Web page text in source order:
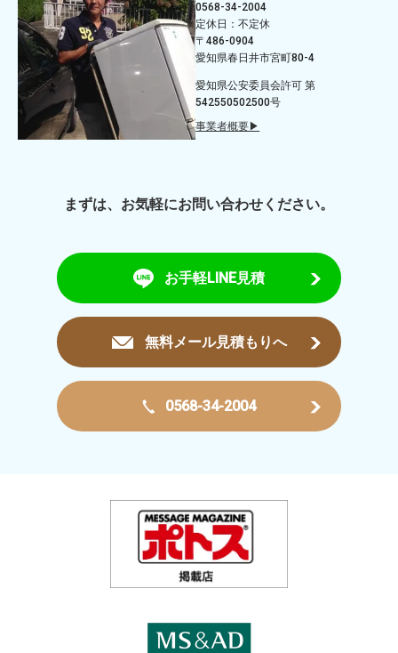
0568-34-2004
定休日：不定休
〒486-0904
愛知県春日井市宮町80-4
愛知県公安委員会許可 第
542550502500号
事業者概要▶
まずは、お気軽にお問い合わせください。
お手軽LINE見積
無料メール見積もりへ
0568-34-2004